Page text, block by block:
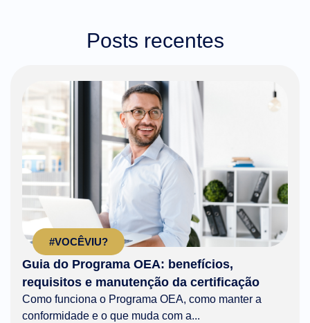
Posts recentes
#VOCÊVIU?
Guia do Programa OEA: benefícios,
requisitos e manutenção da certificação
Como funciona o Programa OEA, como manter a
conformidade e o que muda com a...